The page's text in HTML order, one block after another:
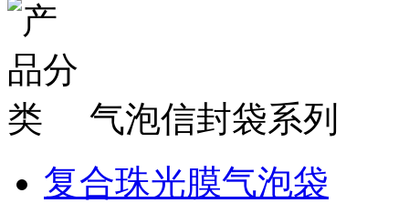
气泡信封袋系列
复合珠光膜气泡袋